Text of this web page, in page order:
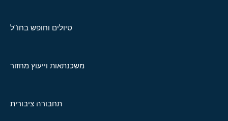
טיולים וחופש בחו"ל
משכנתאות וייעוץ מחזור
תחבורה ציבורית